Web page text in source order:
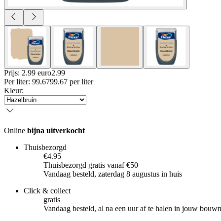
Prijs: 2.99 euro2.99
Per liter: 99.6799.67 per liter
Kleur:
Online bijna uitverkocht
Thuisbezorgd
€4.95
Thuisbezorgd gratis vanaf €50
Vandaag besteld, zaterdag 8 augustus in huis
Click & collect
gratis
Vandaag besteld, al na een uur af te halen in jouw